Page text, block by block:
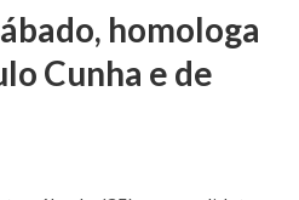
homologa
Cunha e de